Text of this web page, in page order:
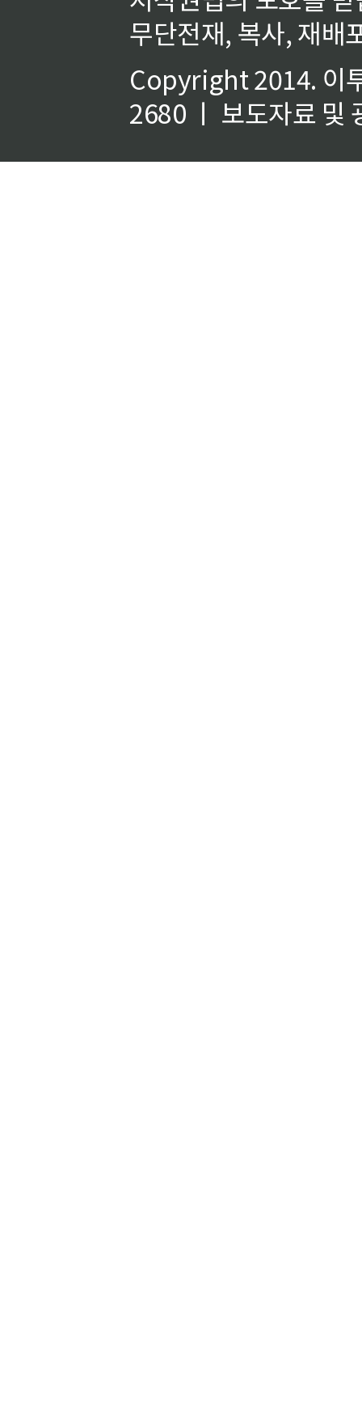
무단전재, 복사, 재배
Copyright 2014. 이
2680 ㅣ 보도자료